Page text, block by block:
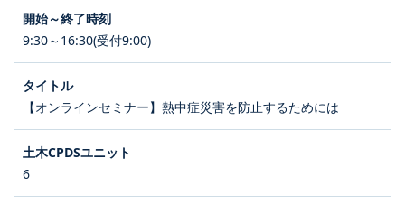
9:30～16:30(受付9:00)
【オンラインセミナー】熱中症災害を防止するためには
6